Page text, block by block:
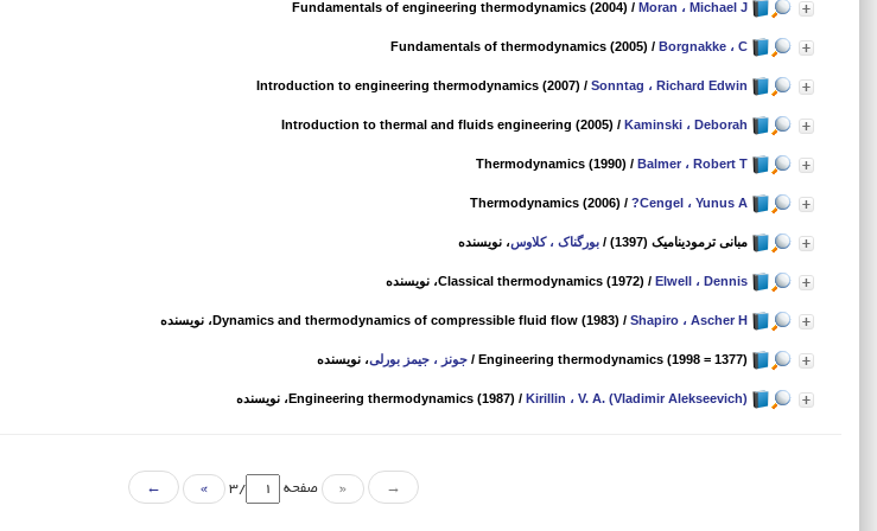
Fundamentals of engineering thermodynamics (2004) / Moran ، Michael J
Fundamentals of thermodynamics (2005) / Borgnakke ، C
Introduction to engineering thermodynamics (2007) / Sonntag ، Richard Edwin
Introduction to thermal and fluids engineering (2005) / Kaminski ، Deborah
Thermodynamics (1990) / Balmer ، Robert T
Thermodynamics (2006) / ?Cengel ، Yunus A
مبانی ترمودینامیک (1397) / بورگناک ، کلاوس، نویسنده
Classical thermodynamics (1972) / Elwell ، Dennis ، نویسنده
Dynamics and thermodynamics of compressible fluid flow (1983) / Shapiro ، Ascher H ، نویسنده
Engineering thermodynamics (1998 = 1377)
/ جونز ، جیمز بورلی، نویسنده
Engineering thermodynamics (1987) / Kirillin ، V. A. (Vladimir Alekseevich) ، نویسنده
→
« صفحه /3
»
←